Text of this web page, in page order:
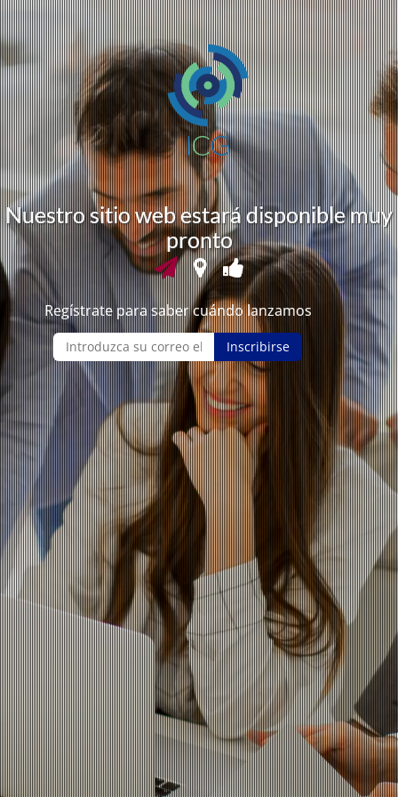
Nuestrositio webestarádisponible muy
pronto
Regístrate para saber cuándo lanzamos